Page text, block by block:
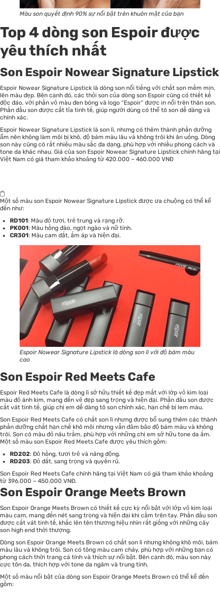
Màu son quyết định 90% sự nổi bật trên khuôn mặt của bạn
Top 4 dòng son Espoir được
yêu thích nhất
Son Espoir Nowear Signature Lipstick
Espoir Nowear Signature Lipstick là dòng son nổi tiếng với chất son mềm mịn,
lên màu đẹp. Bên cạnh đó, các thỏi son của dòng son Espoir cũng có thiết kế
độc đáo, với phần vỏ màu đen bóng và logo “Espoir” được in nổi trên thân son.
Phần đầu son được cắt tỉa tinh tế, giúp người dùng có thể tô son dễ dàng và
chính xác.
Espoir Nowear Signature Lipstick là son lì, nhưng có thêm thành phần dưỡng
ẩm nên không làm môi bị khô, độ bám màu lâu và không trôi khi ăn uống. Dòng
son này cũng có rất nhiều màu sắc đa dạng, phù hợp với nhiều phong cách và
tone da khác nhau. Giá của son Espoir Nowear Signature Lipstick chính hãng tại
Việt Nam có giá tham khảo khoảng từ 420.000 – 460.000 VNĐ
Một số màu son Espoir Nowear Signature Lipstick được ưa chuộng có thể kể
đến như:
RD101: Màu đỏ tươi, trẻ trung và rạng rỡ.
PK001: Màu hồng đào, ngọt ngào và nữ tính.
CR301: Màu cam đất, ấm áp và hiện đại.
Espoir Nowear Signature Lipstick là dòng son lì với độ bám màu
cao
Son Espoir Red Meets Cafe
Espoir Red Meets Cafe là dòng lì sở hữu thiết kế đẹp mắt với lớp vỏ kim loại
màu đỏ ánh kim, mang đến vẻ đẹp sang trọng và hiện đại. Phần đầu son được
cắt vát tinh tế, giúp chị em dễ dàng tô son chính xác, hạn chế bị lem màu.
Son Espoir Red Meets Cafe có chất son lì nhưng được bổ sung thêm các thành
phần dưỡng chất hạn chế khô môi nhưng vẫn đảm bảo độ bám màu và không
trôi. Son có màu đỏ nâu trầm, phù hợp với những chị em sở hữu tone da ấm.
Một số màu son Espoir Red Meets Cafe được yêu thích gồm:
RD202: Đỏ hồng, tươi trẻ và năng động.
RD203: Đỏ đất, sang trọng và quyến rũ.
Son Espoir Red Meets Cafe chính hãng tại Việt Nam có giá tham khảo khoảng
từ 396.000 – 450.000 VNĐ.
Son Espoir Orange Meets Brown
Son Espoir Orange Meets Brown có thiết kế cực kỳ nổi bật với lớp vỏ kim loại
màu cam, mang đến nét sang trọng và hiện đại khi cầm trên tay. Phần đầu son
được cắt vát tinh tế, khắc lên tên thương hiệu nhìn rất giống với những cây
son high end thời thượng.
Dòng son Espoir Orange Meets Brown có chất son lì nhưng không khô môi, bám
màu lâu và không trôi. Son có tông màu cam cháy, phù hợp với những bạn có
phong cách thời trang cá tính và thích sự nổi bật. Bên cạnh đó, màu son này
cực tôn da, thích hợp với tone da ngăm và trung tính.
Một số màu nổi bật của dòng son Espoir Orange Meets Brown có thể kể đến
gồm: